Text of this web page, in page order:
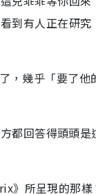
到有人正在研究
，幾乎「要了他
都回答得頭頭是
》所呈現的那樣